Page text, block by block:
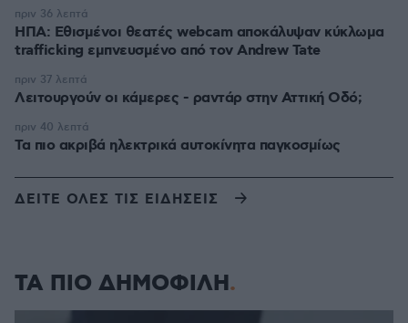
ΗΠΑ: Εθισμένοι θεατές webcam αποκάλυψαν κύκλωμα
trafficking εμπνευσμένο από τον Andrew Tate
πριν 36 λεπτά
Λειτουργούν οι κάμερες - ραντάρ στην Αττική Οδό;
πριν 37 λεπτά
Τα πιο ακριβά ηλεκτρικά αυτοκίνητα παγκοσμίως
πριν 40 λεπτά
ΔΕΙΤΕ ΟΛΕΣ ΤΙΣ ΕΙΔΗΣΕΙΣ
ΤΑ ΠΙΟ ΔΗΜΟΦΙΛΗ